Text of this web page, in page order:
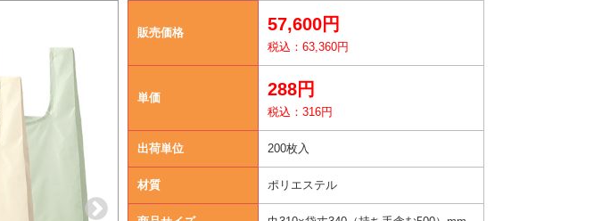
販売価格 57,600円
税込：63,360円
単価 288円
税込：316円
出荷単位 200枚入
材質 ポリエステル